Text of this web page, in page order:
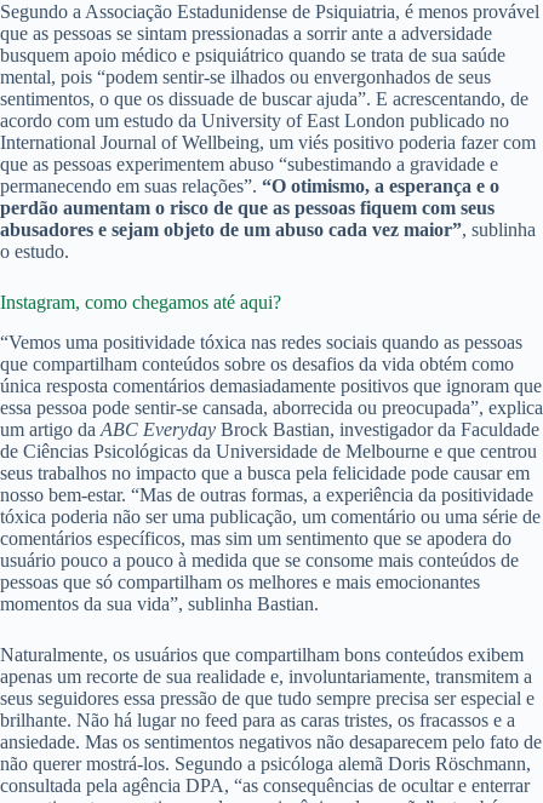
Segundo a Associação Estadunidense de Psiquiatria, é menos provável
que as pessoas se sintam pressionadas a sorrir ante a adversidade
busquem apoio médico e psiquiátrico quando se trata de sua saúde
mental, pois “podem sentir-se ilhados ou envergonhados de seus
sentimentos, o que os dissuade de buscar ajuda”. E acrescentando, de
acordo com um estudo da University of East London publicado no
International Journal of Wellbeing, um viés positivo poderia fazer com
que as pessoas experimentem abuso “subestimando a gravidade e
permanecendo em suas relações”. “O otimismo, a esperança e o
perdão aumentam o risco de que as pessoas fiquem com seus
abusadores e sejam objeto de um abuso cada vez maior”, sublinha
o estudo.
Instagram, como chegamos até aqui?
“Vemos uma positividade tóxica nas redes sociais quando as pessoas
que compartilham conteúdos sobre os desafios da vida obtém como
única resposta comentários demasiadamente positivos que ignoram que
essa pessoa pode sentir-se cansada, aborrecida ou preocupada”, explica
um artigo da ABC Everyday Brock Bastian, investigador da Faculdade
de Ciências Psicológicas da Universidade de Melbourne e que centrou
seus trabalhos no impacto que a busca pela felicidade pode causar em
nosso bem-estar. “Mas de outras formas, a experiência da positividade
tóxica poderia não ser uma publicação, um comentário ou uma série de
comentários específicos, mas sim um sentimento que se apodera do
usuário pouco a pouco à medida que se consome mais conteúdos de
pessoas que só compartilham os melhores e mais emocionantes
momentos da sua vida”, sublinha Bastian.
Naturalmente, os usuários que compartilham bons conteúdos exibem
apenas um recorte de sua realidade e, involuntariamente, transmitem a
seus seguidores essa pressão de que tudo sempre precisa ser especial e
brilhante. Não há lugar no feed para as caras tristes, os fracassos e a
ansiedade. Mas os sentimentos negativos não desaparecem pelo fato de
não querer mostrá-los. Segundo a psicóloga alemã Doris Röschmann,
consultada pela agência DPA, “as consequências de ocultar e enterrar